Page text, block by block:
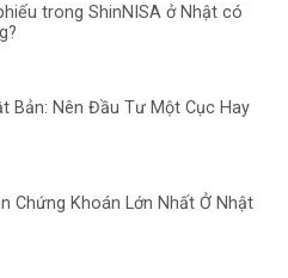
trong ShinNISA ở Nhật có
Bản: Nên Đầu Tư Một Cục Hay
Chứng Khoán Lớn Nhất Ở Nhật